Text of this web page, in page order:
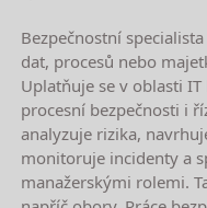
Bezpečnostní
dat, procesů nebo
Uplatňuje se v oblasti
procesní bezpečnosti i
analyzuje rizika,
monitoruje incidenty a
manažerskými rolemi.